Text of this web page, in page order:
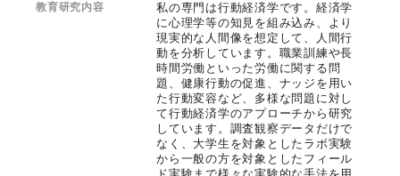
教育研究内容
私の専門は行動経済学です。経済学
に心理学等の知見を組み込み、より
現実的な人間像を想定して、人間行
動を分析しています。職業訓練や長
時間労働といった労働に関する問
題、健康行動の促進、ナッジを用い
た行動変容など、多様な問題に対し
て行動経済学のアプローチから研究
しています。調査観察データだけで
なく、大学生を対象としたラボ実験
から一般の方を対象としたフィール